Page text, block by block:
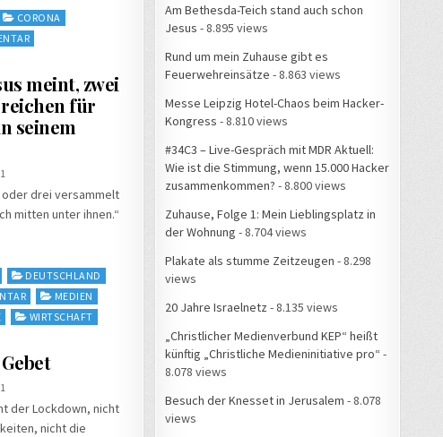
CORONA
meint, zwei
für
seinem
oder drei versammelt
mitten unter ihnen.“
DEUTSCHLAND
MEDIEN
WIRTSCHAFT
der Lockdown, nicht
nicht die
Am Bethesda-Teich stand auch schon
Jesus - 8.895 views
Rund um mein Zuhause gibt es
Feuerwehreinsätze - 8.863 views
Messe Leipzig Hotel-Chaos beim Hacker-
Kongress - 8.810 views
#34C3 – Live-Gespräch mit MDR Aktuell:
Wie ist die Stimmung, wenn 15.000 Hacker
zusammenkommen? - 8.800 views
Zuhause, Folge 1: Mein Lieblingsplatz in
der Wohnung - 8.704 views
Plakate als stumme Zeitzeugen - 8.298
views
20 Jahre Israelnetz - 8.135 views
„Christlicher Medienverbund KEP“ heißt
künftig „Christliche Medieninitiative pro“ -
8.078 views
Besuch der Knesset in Jerusalem - 8.078
views